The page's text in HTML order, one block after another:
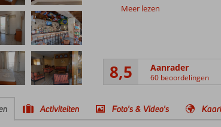
Meer lezen
8,5 Aanrader
60 beoordelingen
Activiteiten Foto's & Video's